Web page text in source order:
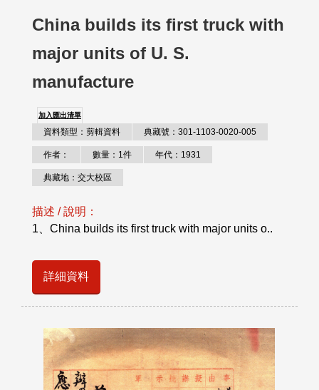
China builds its first truck with
major units of U. S.
manufacture
加入匯出清單
資料類型：剪輯資料 典藏號：301-1103-0020-005
作者： 數量：1件 年代：1931
典藏地：交大校區
描述 / 說明：
1、China builds its first truck with major units o..
詳細資料